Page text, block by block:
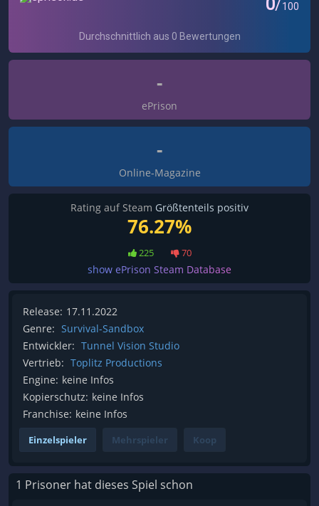
-
ePrison
-
Online-Magazine
Rating auf Steam Größtenteils positiv
76.27%
225 70
show ePrison Steam Database
Release: 17.11.2022
Genre: Survival-Sandbox
Entwickler: Tunnel Vision Studio
Vertrieb: Toplitz Productions
Engine: keine Infos
Kopierschutz: keine Infos
Franchise: keine Infos
Einzelspieler Mehrspieler Koop
1 Prisoner hat dieses Spiel schon